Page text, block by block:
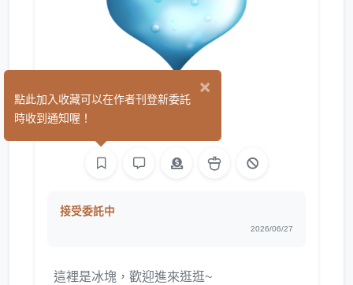
冰塊
接受委託中
2026/06/27
這裡是冰塊，歡迎進來逛逛~
×
點此加入收藏可以在作者刊登新委託
時收到通知喔！